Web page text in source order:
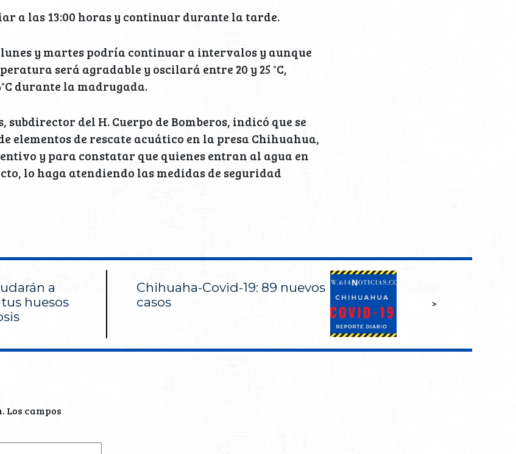
a las 13:00 horas y continuar durante la tarde.
y martes podría continuar a intervalos y aunque
será agradable y oscilará entre 20 y 25 °C,
durante la madrugada.
subdirector del H. Cuerpo de Bomberos, indicó que se
elementos de rescate acuático en la presa Chihuahua,
y para constatar que quienes entran al agua en
lo haga atendiendo las medidas de seguridad
a
huesos
Chihuaha-Covid-19: 89 nuevos
casos
>
Los campos